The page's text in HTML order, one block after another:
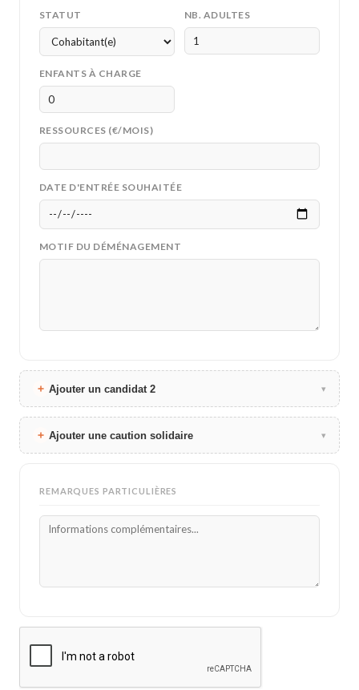
STATUT NB. ADULTES
ENFANTS À CHARGE
RESSOURCES (€/MOIS)
DATE D'ENTRÉE SOUHAITÉE
MOTIF DU DÉMÉNAGEMENT
Ajouter un candidat 2 ▾
Ajouter une caution solidaire ▾
REMARQUES PARTICULIÈRES